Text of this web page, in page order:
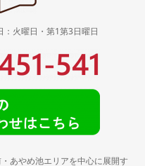
火曜日・第1第3日曜日
あやめ池エリアを中心に展開す